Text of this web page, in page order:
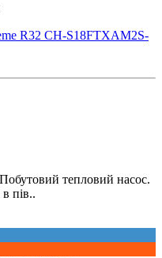
R32 CH-S18FTXAM2S-
тепловий насос.
пів..